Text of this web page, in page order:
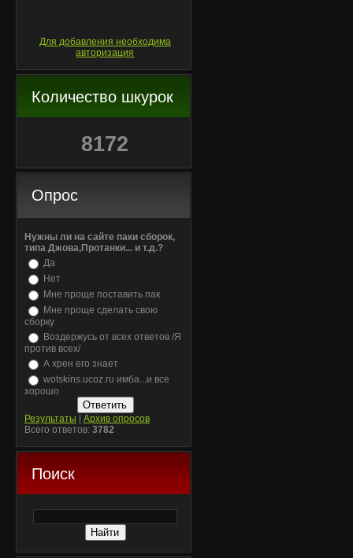
Для добавления необходима
авторизация
Количество шкурок
8172
Опрос
Нужны ли на сайте паки сборок,
типа Джова,Протанки... и т.д.?
Да
Нет
Мне проще поставить пак
Мне проще сделать свою
сборку
Воздержусь от всех ответов /Я
против всех/
А хрен его знает
wotskins.ucoz.ru имба...и все
хорошо
Результаты
Архив опросов
Всего ответов: 3782
Поиск